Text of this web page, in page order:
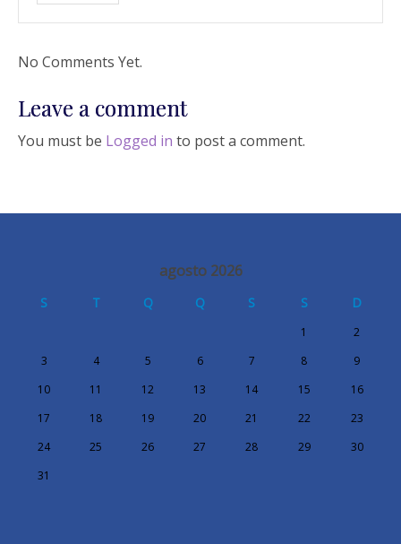
No Comments Yet.
Leave a comment
You must be Logged in to post a comment.
agosto 2026
S T Q Q S S D
1
2
3
4 5 6 7 8
9
10
11 12 13 14 15
16
17
18 19 20 21 22
23
24
25 26 27 28 29
30
31